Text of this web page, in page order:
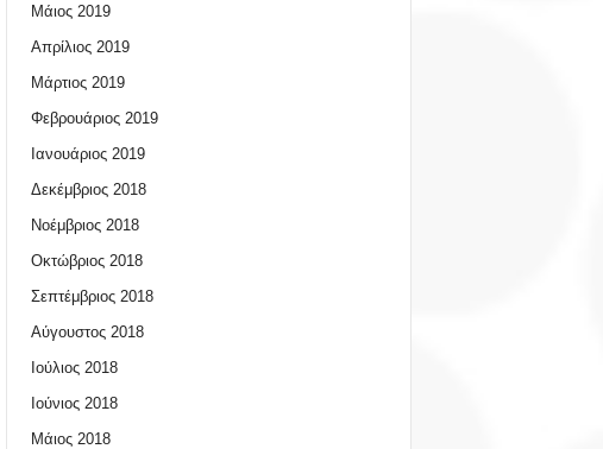
Μάιος 2019
Απρίλιος 2019
Μάρτιος 2019
Φεβρουάριος 2019
Ιανουάριος 2019
Δεκέμβριος 2018
Νοέμβριος 2018
Οκτώβριος 2018
Σεπτέμβριος 2018
Αύγουστος 2018
Ιούλιος 2018
Ιούνιος 2018
Μάιος 2018